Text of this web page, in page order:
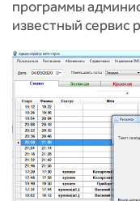
программы
известный сервис